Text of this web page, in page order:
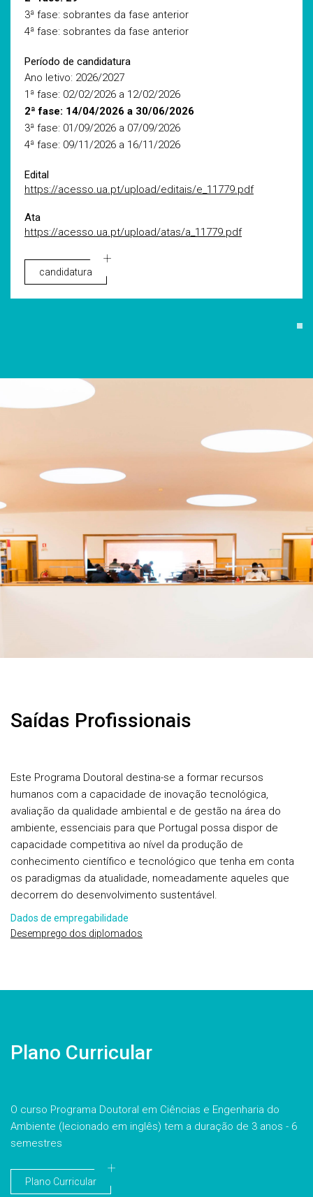
3ª fase: sobrantes da fase anterior
4ª fase: sobrantes da fase anterior
Período de candidatura
Ano letivo: 2026/2027
1ª fase: 02/02/2026 a 12/02/2026
2ª fase: 14/04/2026 a 30/06/2026
3ª fase: 01/09/2026 a 07/09/2026
4ª fase: 09/11/2026 a 16/11/2026
Edital
https://acesso.ua.pt/upload/editais/e_11779.pdf
Ata
https://acesso.ua.pt/upload/atas/a_11779.pdf
candidatura
Saídas Profissionais
Este Programa Doutoral destina-se a formar recursos
humanos com a capacidade de inovação tecnológica,
avaliação da qualidade ambiental e de gestão na área do
ambiente, essenciais para que Portugal possa dispor de
capacidade competitiva ao nível da produção de
conhecimento científico e tecnológico que tenha em conta
os paradigmas da atualidade, nomeadamente aqueles que
decorrem do desenvolvimento sustentável.
Dados de empregabilidade
Desemprego dos diplomados
Plano Curricular
O curso Programa Doutoral em Ciências e Engenharia do
Ambiente (lecionado em inglês) tem a duração de 3 anos - 6
semestres
Plano Curricular